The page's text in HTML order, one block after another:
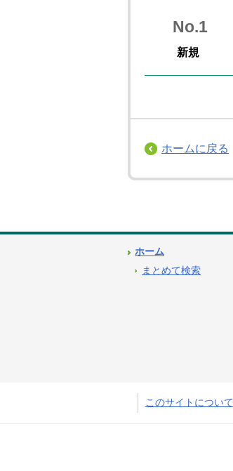
No.1
新規
ホームに戻る
ホーム
まとめて検索
このサイトについて